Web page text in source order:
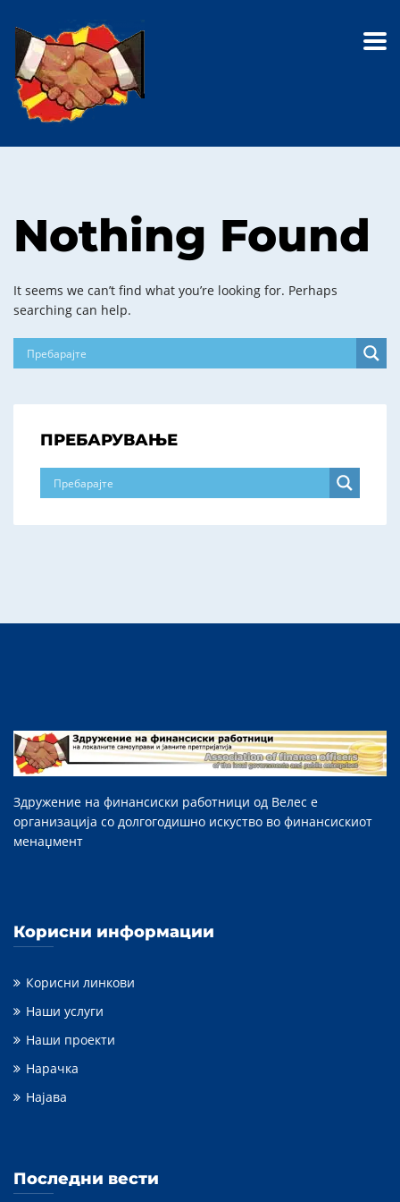
Nothing Found
It seems we can’t find what you’re looking for. Perhaps
searching can help.
ПРЕБАРУВАЊЕ
Здружение на финансиски работници од Велес е
организација со долгогодишно искуство во финансискиот
менаџмент
Корисни информации
Корисни линкови
Наши услуги
Наши проекти
Нарачка
Најава
Последни вести